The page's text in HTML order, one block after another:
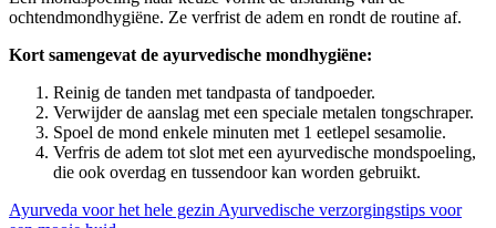
ochtendmondhygiëne. Ze verfrist de adem en rondt de routine af.
Kort samengevat de ayurvedische mondhygiëne:
Reinig de tanden met tandpasta of tandpoeder.
Verwijder de aanslag met een speciale metalen tongschraper.
Spoel de mond enkele minuten met 1 eetlepel sesamolie.
Verfris de adem tot slot met een ayurvedische mondspoeling,
die ook overdag en tussendoor kan worden gebruikt.
Ayurveda voor het hele gezin Ayurvedische verzorgingstips voor